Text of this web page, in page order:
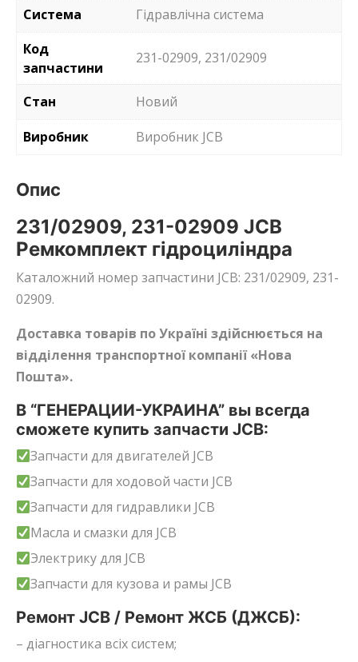
Система
Гідравлічна система
Код
запчастини
231-02909, 231/02909
Стан
Новий
Виробник
Виробник JCB
Опис
231/02909, 231-02909 JCB
Ремкомплект гідроциліндра
Каталожний номер запчастини JCB: 231/02909, 231-
02909.
Доставка товарів по Україні здійснюється на
відділення транспортної компанії «Нова
Пошта».
В “ГЕНЕРАЦИИ-УКРАИНА” вы всегда
сможете купить запчасти JCB:
Запчасти для двигателей JCB
Запчасти для ходовой части JCB
Запчасти для гидравлики JCB
Масла и смазки для JCB
Электрику для JCB
Запчасти для кузова и рамы JCB
Ремонт JCB / Ремонт ЖСБ (ДЖСБ):
– діагностика всіх систем;